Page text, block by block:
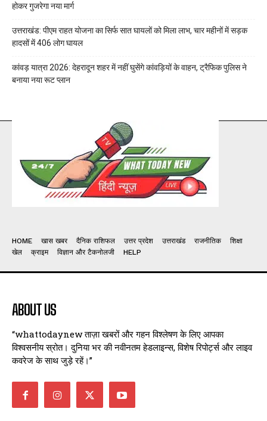
होकर गुजरेगा नया मार्ग
उत्तराखंड: पीएम राहत योजना का सिर्फ सात घायलों को मिला लाभ, चार महीनों में सड़क
हादसों में 406 लोग घायल
कांवड़ यात्रा 2026: देहरादून शहर में नहीं घुसेंगे कांवड़ियों के वाहन, ट्रैफिक पुलिस ने
बनाया नया रूट प्लान
HOME खास खबर दैनिक राशिफल उत्तर प्रदेश उत्तराखंड राजनीतिक
शिक्षा
खेल
क्राइम विज्ञान और टैकनोलजी HELP
ABOUT US
“whattodaynew ताज़ा खबरों और गहन विश्लेषण के लिए आपका
विश्वसनीय स्रोत। दुनिया भर की नवीनतम हेडलाइन्स, विशेष रिपोर्ट्स और लाइव
कवरेज के साथ जुड़े रहें।”